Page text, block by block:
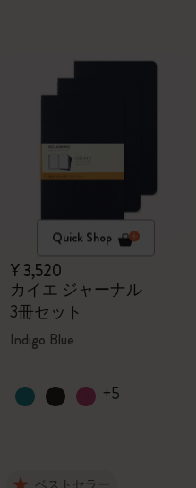
Quick Shop
¥ 3,520
カイエ ジャーナル
3冊セット
Indigo Blue
+5
ベストセラー